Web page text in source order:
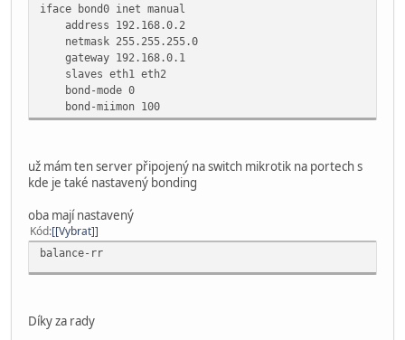
iface bond0 inet manual
address 192.168.0.2
netmask 255.255.255.0
gateway 192.168.0.1
slaves eth1 eth2
bond-mode 0
bond-miimon 100
už mám ten server připojený na switch mikrotik na portech s
kde je také nastavený bonding
oba mají nastavený
Kód [Vybrat]
balance-rr
Díky za rady